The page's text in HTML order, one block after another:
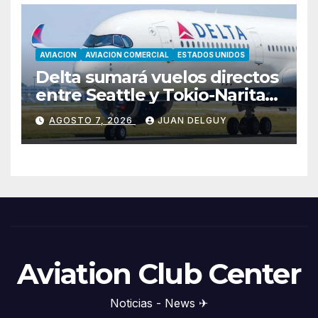
AVIACION AVIACION COMERCIAL ESTADOS UNIDOS
Delta sumará vuelos directos
entre Seattle y Tokio-Narita
desde marzo de 2027
AGOSTO 7, 2026 JUAN DELGUY
Aviation Club Center
Noticias - News ✈